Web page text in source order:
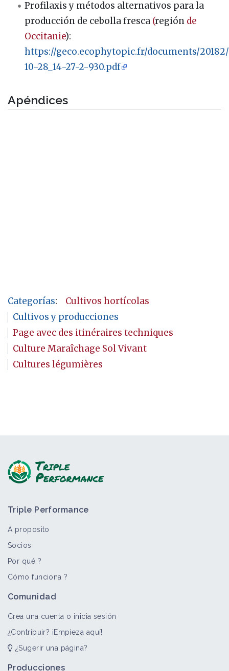
Profilaxis y métodos alternativos para la
producción de cebolla fresca (región de
Occitanie):
https://geco.ecophytopic.fr/documents/
10-28_14-27-2-930.pdf
Apéndices
Categorías:
Cultivos hortícolas
Cultivos y producciones
Page avec des itinéraires techniques
Culture Maraîchage Sol Vivant
Cultures légumières
Triple Performance
A proposito
Socios
Por qué ?
Cómo funciona ?
Comunidad
Crea una cuenta o inicia sesión
¿Contribuir? ¡Empieza aquí!
¿Sugerir una página?
Producciones